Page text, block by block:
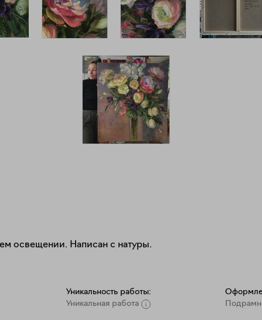
освещении. Написан с натуры.
Уникальность работы:
Уникальная работа